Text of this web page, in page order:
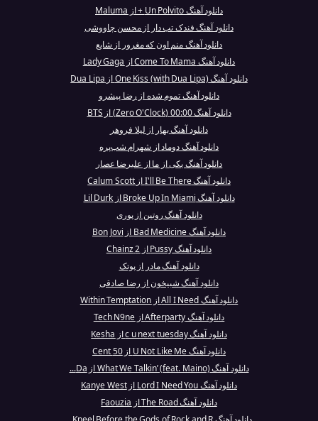
دانلود آهنگ Un Polvito + از Maluma
دانلود آهنگ فندک تب دار از محسن چاووشی
دانلود آهنگ منم اون که مغرور از شایع
دانلود آهنگ Come To Mama از Lady Gaga
دانلود آهنگ One Kiss (with Dua Lipa) از Dua Lipa
دانلود آهنگ تموم شده از رضا پیشرو
دانلود آهنگ 00:00 (Zero O'Clock) از BTS
دانلود آهنگ بهار از لیلا فروهر
دانلود آهنگ دوماد از شهرام شب‌پره
دانلود آهنگ یکی از ما از علیرضا عصار
دانلود آهنگ I'll Be There از Calum Scott
دانلود آهنگ Broke Up In Miami از Lil Durk
دانلود آهنگ روتین از پوری
دانلود آهنگ Bad Medicine از Bon Jovi
دانلود آهنگ Pussy از 2 Chainz
دانلود آهنگ مادر از پوتک
دانلود آهنگ شبیخون از رضا صادقی
دانلود آهنگ All I Need از Within Temptation
دانلود آهنگ Afterparty از Tech N9ne
دانلود آهنگ c u next tuesday از Kesha
دانلود آهنگ U Not Like Me از 50 Cent
دانلود آهنگ What We Talkin’ (feat. Maino) از Da...
دانلود آهنگ Lord I Need You از Kanye West
دانلود آهنگ The Road از Faouzia